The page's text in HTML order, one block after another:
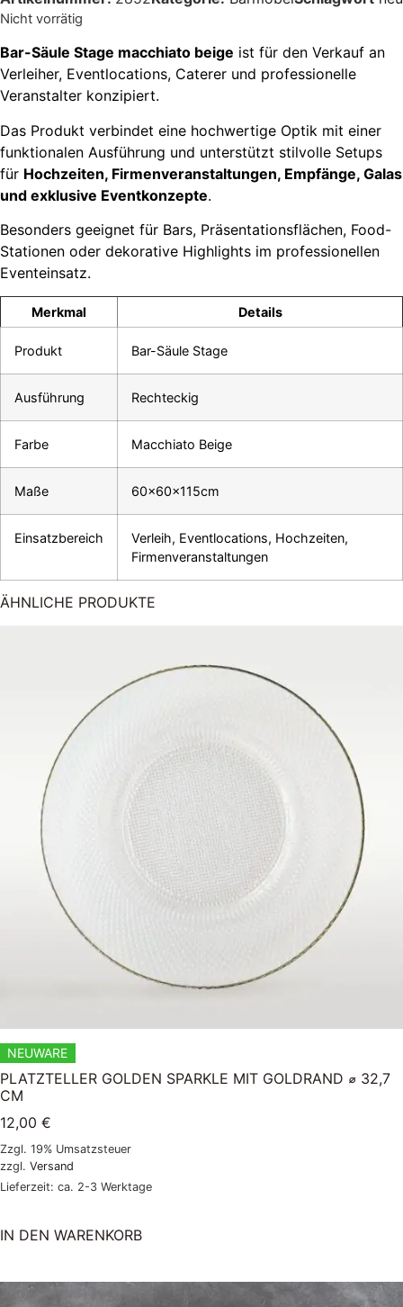
Nicht vorrätig
Bar-Säule Stage macchiato beige ist für den Verkauf an
Verleiher, Eventlocations, Caterer und professionelle
Veranstalter konzipiert.
Das Produkt verbindet eine hochwertige Optik mit einer
funktionalen Ausführung und unterstützt stilvolle Setups
für Hochzeiten, Firmenveranstaltungen, Empfänge, Galas
und exklusive Eventkonzepte.
Besonders geeignet für Bars, Präsentationsflächen, Food-
Stationen oder dekorative Highlights im professionellen
Eventeinsatz.
Merkmal Details
Produkt Bar-Säule Stage
Ausführung Rechteckig
Farbe Macchiato Beige
Maße 60x60x115cm
Einsatzbereich
Verleih, Eventlocations, Hochzeiten,
Firmenveranstaltungen
ÄHNLICHE PRODUKTE
NEUWARE
PLATZTELLER GOLDEN SPARKLE MIT GOLDRAND ⌀ 32,7
CM
12,00 €
Zzgl. 19% Umsatzsteuer
zzgl. Versand
Lieferzeit: ca. 2-3 Werktage
IN DEN WARENKORB